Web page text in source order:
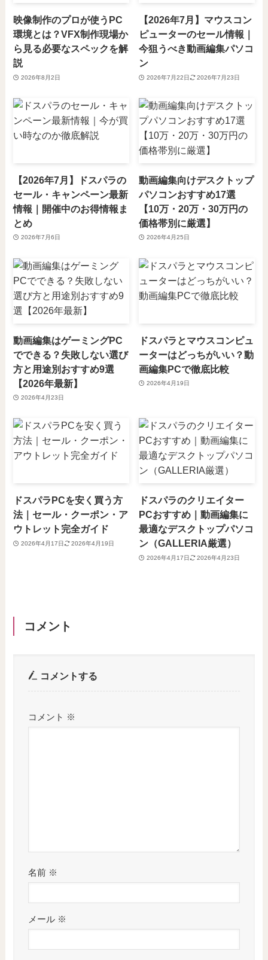
映像制作のプロが使うPC
環境とは？VFX制作現場か
ら見る必要なスペックを解
説
2026年8月2日
【2026年7月】マウスコン
ピューターのセール情報｜
今狙うべき動画編集パソコ
ン
2026年7月22日 2026年7月23日
【2026年7月】ドスパラの
セール・キャンペーン最新
情報｜開催中のお得情報ま
とめ
2026年7月6日
動画編集向けデスクトップ
パソコンおすすめ17選
【10万・20万・30万円の
価格帯別に厳選】
2026年4月25日
動画編集はゲーミングPC
でできる？失敗しない選び
方と用途別おすすめ9選
【2026年最新】
2026年4月23日
ドスパラとマウスコンピュ
ーターはどっちがいい？動
画編集PCで徹底比較
2026年4月19日
ドスパラPCを安く買う方
法｜セール・クーポン・ア
ウトレット完全ガイド
2026年4月17日 2026年4月19日
ドスパラのクリエイター
PCおすすめ｜動画編集に
最適なデスクトップパソコ
ン（GALLERIA厳選）
2026年4月17日 2026年4月23日
コメント
コメントする
コメント ※
名前 ※
メール ※